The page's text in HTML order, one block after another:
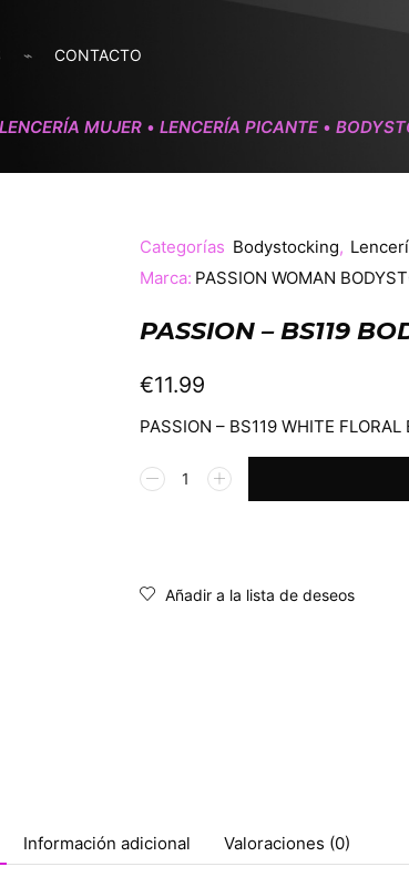
CONTACTO
LENCERÍA MUJER • LENCERÍA PICANTE •
Categorías Bodystocking,
Marca: PASSION WOMAN
PASSION – BS119
€11.99
PASSION – BS119 WHITE
Alternative:
Añadir a la lista de deseos
Información adicional Valoraciones (0)